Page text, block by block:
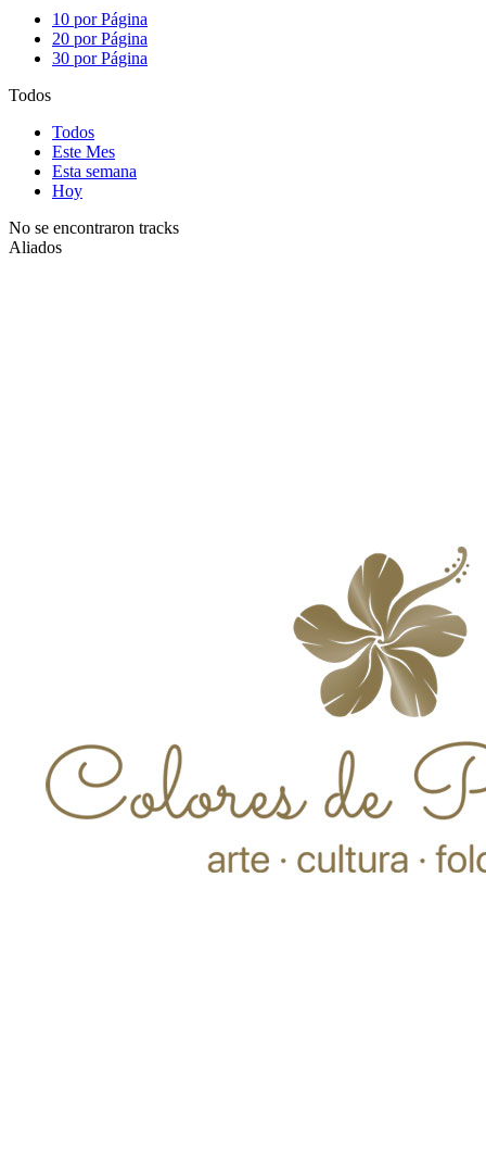
10 por Página
20 por Página
30 por Página
Todos
Todos
Este Mes
Esta semana
Hoy
No se encontraron tracks
Aliados